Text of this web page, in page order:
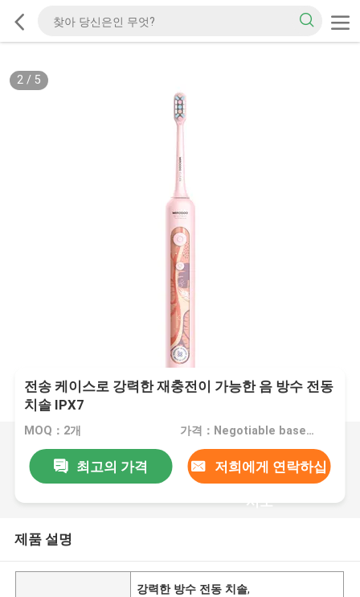
2/ 5
전송 케이스로 강력한 재충전이 가능한 음 방수 전동
치솔 IPX7
MOQ：2개 가격：Negotiable based on order lot quantity
최고의 가격 저희에게 연락하십
시오
제품 설명
강력한 방수 전동 치솔,